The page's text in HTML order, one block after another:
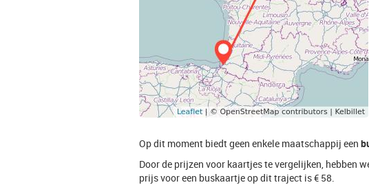
Op dit moment biedt geen enkele maatschappij een
Door de prijzen voor kaartjes te vergelijken, hebben
prijs voor een buskaartje op dit traject is € 58.